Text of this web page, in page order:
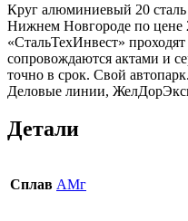
Круг алюминиевый 20
Нижнем Новгороде по цене
«СтальТехИнвест»
сопровождаются актами и
точно в срок. Свой
Деловые линии,
Детали
Сплав АМг